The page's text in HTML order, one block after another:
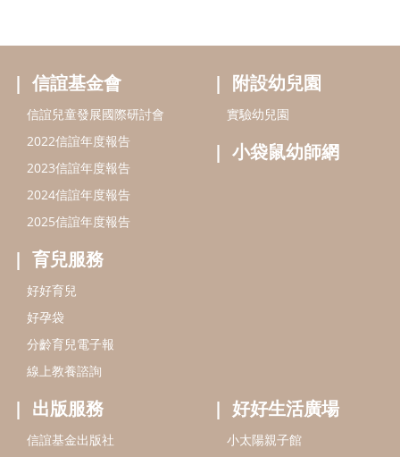
信誼基金會
信誼兒童發展國際研討會
2022信誼年度報告
2023信誼年度報告
2024信誼年度報告
2025信誼年度報告
育兒服務
好好育兒
好孕袋
分齡育兒電子報
線上教養諮詢
附設幼兒園
實驗幼兒園
小袋鼠幼師網
出版服務
信誼基金出版社
好好生活廣場
小太陽親子館